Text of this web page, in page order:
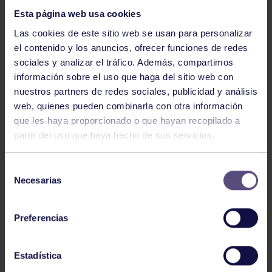
Esta página web usa cookies
Las cookies de este sitio web se usan para personalizar
el contenido y los anuncios, ofrecer funciones de redes
sociales y analizar el tráfico. Además, compartimos
información sobre el uso que haga del sitio web con
nuestros partners de redes sociales, publicidad y análisis
web, quienes pueden combinarla con otra información
que les haya proporcionado o que hayan recopilado a
partir del uso que haya hecho de sus servicios.
Necesarias
Preferencias
Estadística
Hockey 28 Jul 2026
ÓSCAR PALOMERO, RUMBO AL
MUNDIAL
Hockey